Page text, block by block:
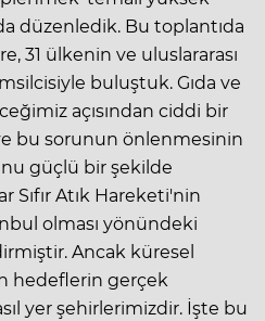
düzenledik. Bu toplantıda
31 ülkenin ve uluslararası
buluştuk. Gıda ve
açısından ciddi bir
bu sorunun önlenmesinin
güçlü bir şekilde
Sıfır Atık Hareketi'nin
olması yönündeki
Ancak küresel
hedeflerin gerçek
yer şehirlerimizdir. İşte bu